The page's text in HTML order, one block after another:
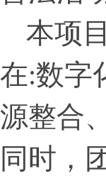
本项
在:数字
源整合
同时，